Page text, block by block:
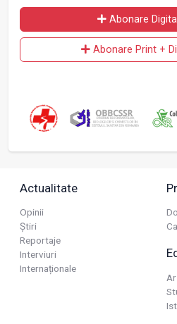
Abonare
Abonare Print +
Actualitate
Opinii
Știri
Reportaje
Interviuri
Internaționale